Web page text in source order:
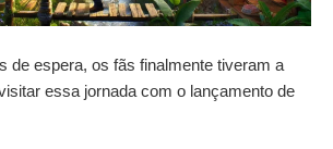
de espera, os fãs finalmente tiveram a
essa jornada com o lançamento de